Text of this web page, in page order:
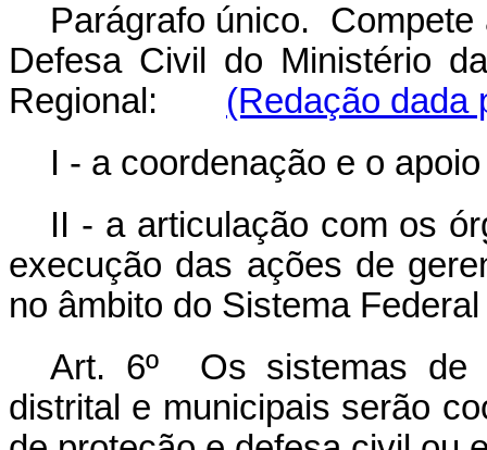
Parágrafo único.
Defesa Civil do Ministério
Regional: (Redação dada
I - a coordenação e o
II - a articulação com os
execução das ações de
no âmbito do Sistema
Art. 6º Os sistemas de
distrital e municipais serão